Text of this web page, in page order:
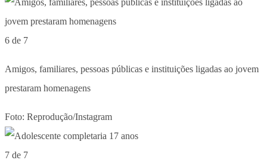
6 de 7
Amigos, familiares, pessoas públicas e instituições ligadas ao jovem
prestaram homenagens
Foto: Reprodução/Instagram
7 de 7